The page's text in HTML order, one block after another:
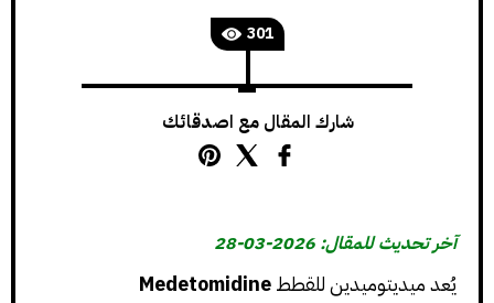
301
شارك المقال مع اصدقائك
آخر تحديث للمقال: 2026-03-28
يُعد ميديتوميدين للقططMedetomidine